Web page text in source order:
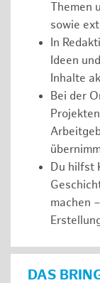
Themen
sowie
In
Ideen
Inhalte
Bei der
Du hilfst
machen
DAS